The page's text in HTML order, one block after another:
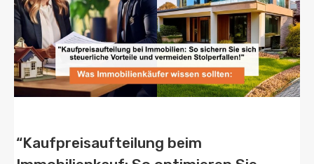
“Kaufpreisaufteilung beim